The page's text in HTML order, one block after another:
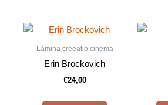
Lámina creeatio cinema
Erin Brockovich
€24,00